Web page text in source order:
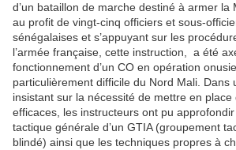
d’un bataillon de marche destiné à armer la
au profit de vingt-cinq officiers et sous-
sénégalaises et s’appuyant sur les
l’armée française, cette instruction, a été
fonctionnement d’un CO en opération
particulièrement difficile du Nord Mali. Dans
insistant sur la nécessité de mettre en
efficaces, les instructeurs ont pu
tactique générale d’un GTIA (groupement
blindé) ainsi que les techniques propres à